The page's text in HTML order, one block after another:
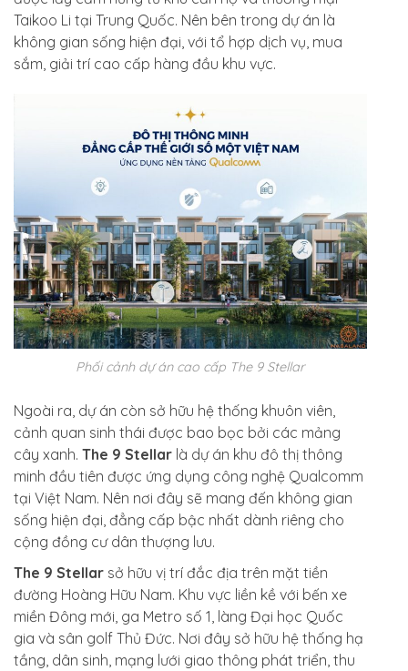
Taikoo Li tại Trung Quốc. Nên bên trong dự án là
không gian sống hiện đại, với tổ hợp dịch vụ, mua
sắm, giải trí cao cấp hàng đầu khu vực.
Phối cảnh dự án cao cấp The 9 Stellar
Ngoài ra, dự án còn sở hữu hệ thống khuôn viên,
cảnh quan sinh thái được bao bọc bởi các mảng
cây xanh. The 9 Stellar là dự án khu đô thị thông
minh đầu tiên được ứng dụng công nghệ Qualcomm
tại Việt Nam. Nên nơi đây sẽ mang đến không gian
sống hiện đại, đẳng cấp bậc nhất dành riêng cho
cộng đồng cư dân thượng lưu.
The 9 Stellar sở hữu vị trí đắc địa trên mặt tiền
đường Hoàng Hữu Nam. Khu vực liền kề với bến xe
miền Đông mới, ga Metro số 1, làng Đại học Quốc
gia và sân golf Thủ Đức. Nơi đây sở hữu hệ thống hạ
tầng, dân sinh, mạng lưới giao thông phát triển, thu